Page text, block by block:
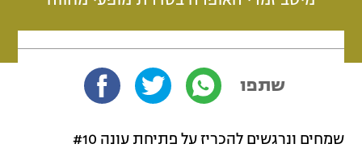
שתפו
שמחים ונרגשים להכריז על פתיחת עונה #10